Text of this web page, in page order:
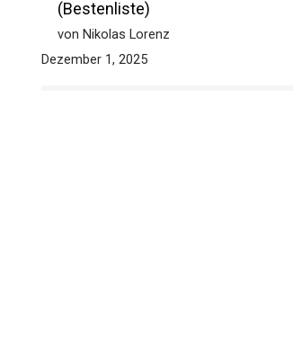
Renngurt Test: Die 5 besten
(Bestenliste)